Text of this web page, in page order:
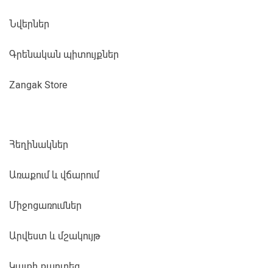
Նվերներ
Գրենական պիտույքներ
Zangak Store
Հեղինակներ
Առաքում և վճարում
Միջոցառումներ
Արվեստ և մշակույթ